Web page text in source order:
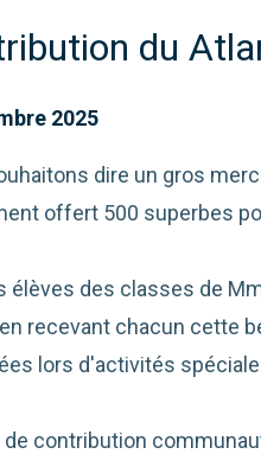
du
2025
dire un gros
offert 500 superbes
élèves des classes de
recevant chacun cette
lors d'activités
de contribution